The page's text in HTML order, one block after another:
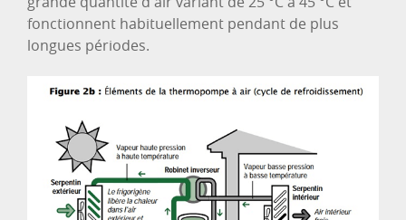
fonctionnent habituellement pendant de plus
longues périodes.